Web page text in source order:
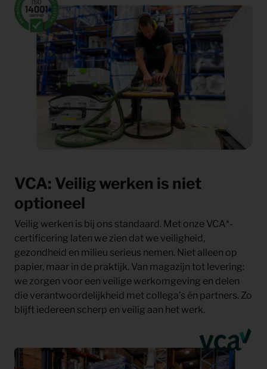
VCA: Veilig werken is niet
optioneel
Veilig werken is bij ons standaard. Met onze VCA*-
certificering laten we zien dat we veiligheid,
gezondheid en milieu serieus nemen. Niet alleen op
papier, maar in de praktijk. Van magazijn tot levering:
we zorgen voor een veilige werkomgeving en delen
die verantwoordelijkheid met collega’s én partners. Zo
blijft iedereen scherp en veilig aan het werk.